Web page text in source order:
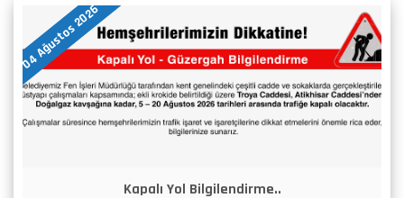
04 Ağustos 2026
Kapalı Yol Bilgilendirme..